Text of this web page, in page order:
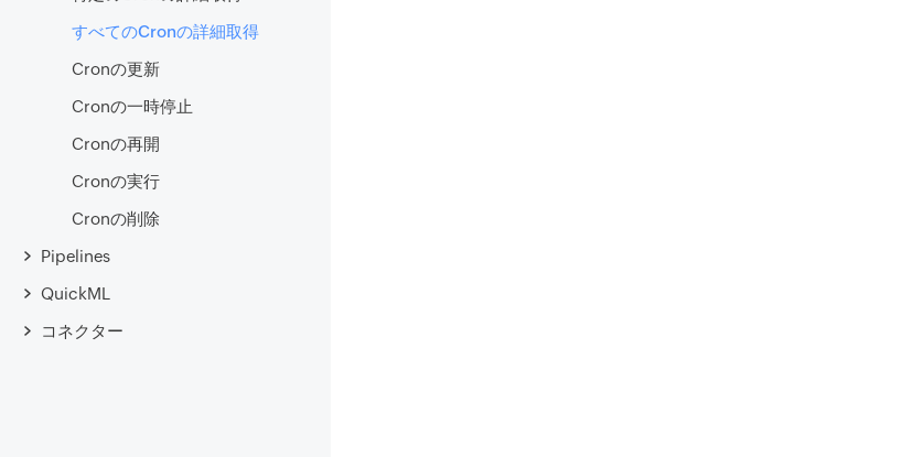
すべてのCronの詳細取得
Cronの更新
Cronの一時停止
Cronの再開
Cronの実行
Cronの削除
Pipelines
QuickML
コネクター